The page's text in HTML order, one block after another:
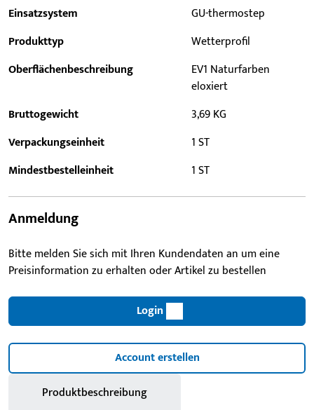
Einsatzsystem
GU-thermostep
Produkttyp
Wetterprofil
Oberflächenbeschreibung
EV1 Naturfarben
eloxiert
Bruttogewicht
3,69 KG
Verpackungseinheit
1 ST
Mindestbestelleinheit
1 ST
Anmeldung
Bitte melden Sie sich mit Ihren Kundendaten an um eine
Preisinformation zu erhalten oder Artikel zu bestellen
Login
Account erstellen
Produktbeschreibung